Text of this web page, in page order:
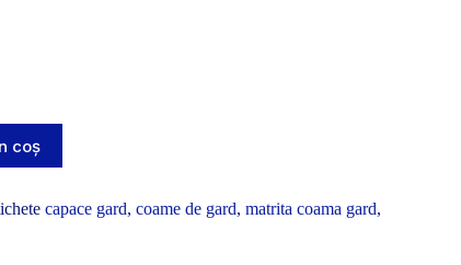
coș
capace gard, coame de gard, matrita coama gard,